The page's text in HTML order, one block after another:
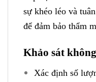
sự khéo léo và
để đảm bảo thẩm
Khảo sát
Xác định số